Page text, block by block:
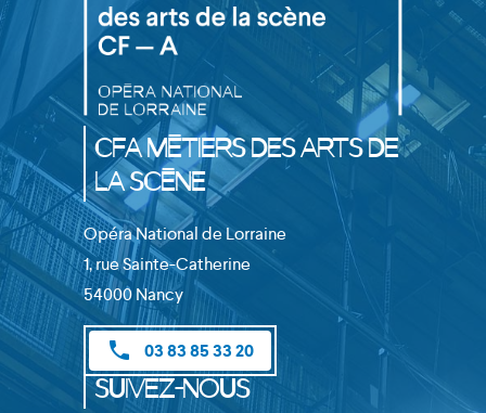
CFA Métiers des Arts de
la Scène
Opéra National de Lorraine
1, rue Sainte-Catherine
54000 Nancy
phone 03 83 85 33 20
Suivez-nous